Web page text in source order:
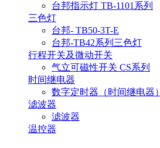
台邦指示灯 TB-1101系列
三色灯
台邦- TB50-3T-E
台邦-TB42系列三色灯
行程开关及微动开关
气立可磁性开关 CS系列
时间继电器
数字定时器（时间继电器）
滤波器
滤波器
温控器